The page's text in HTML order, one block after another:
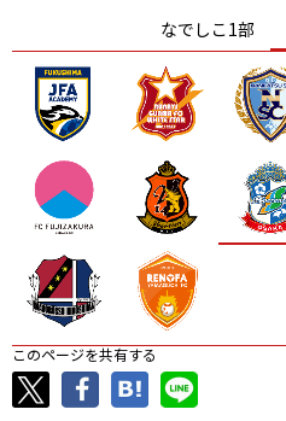
ニッパツ 名古屋
なでしこ1部
このページを共有する